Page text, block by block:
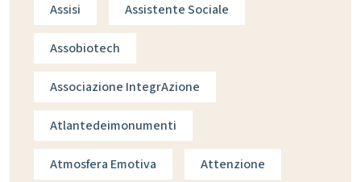
Assisi Assistente Sociale
Assobiotech
Associazione IntegrAzione
Atlantedeimonumenti
Atmosfera Emotiva Attenzione